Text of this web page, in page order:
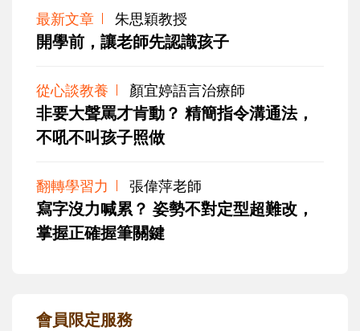
最新文章 朱思穎教授
開學前，讓老師先認識孩子
從心談教養 顏宜婷語言治療師
非要大聲罵才肯動？ 精簡指令溝通法，
不吼不叫孩子照做
翻轉學習力 張偉萍老師
寫字沒力喊累？ 姿勢不對定型超難改，
掌握正確握筆關鍵
會員限定服務